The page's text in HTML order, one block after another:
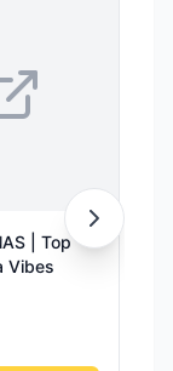
| Top
Vibes